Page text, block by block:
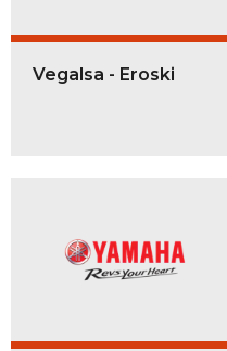
Vegalsa - Eroski